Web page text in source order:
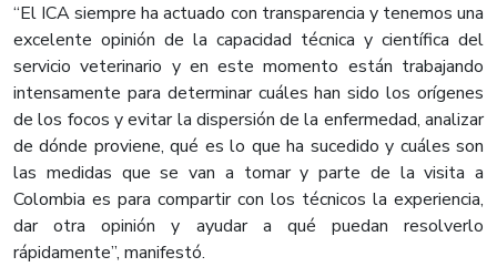
“El ICA siempre ha actuado con transparencia y tenemos una
excelente opinión de la capacidad técnica y científica del
servicio veterinario y en este momento están trabajando
intensamente para determinar cuáles han sido los orígenes
de los focos y evitar la dispersión de la enfermedad, analizar
de dónde proviene, qué es lo que ha sucedido y cuáles son
las medidas que se van a tomar y parte de la visita a
Colombia es para compartir con los técnicos la experiencia,
dar otra opinión y ayudar a qué puedan resolverlo
rápidamente”, manifestó.